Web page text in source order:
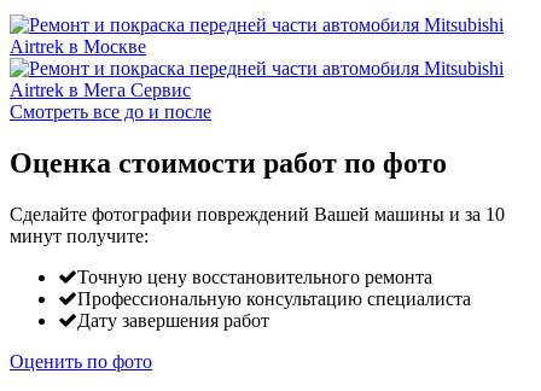
Смотреть все до и после
Оценка стоимости работ по фото
Сделайте фотографии повреждений Вашей машины и за 10
минут получите:
Точную цену восстановительного ремонта
Профессиональную консультацию специалиста
Дату завершения работ
Оценить по фото